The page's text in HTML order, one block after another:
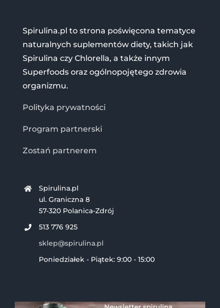
Spirulina.pl to strona poświęcona tematyce
naturalnych suplementów diety, takich jak
Spirulina czy Chlorella, a także innym
Superfoods oraz ogólnopojętego zdrowia
organizmu.
Polityka prywatności
Program partnerski
Zostań partnerem
Spirulina.pl
ul. Graniczna 8
57-320 Polanica-Zdrój
513 776 925
sklep@spirulina.pl
Poniedziałek - Piątek: 9:00 - 15:00